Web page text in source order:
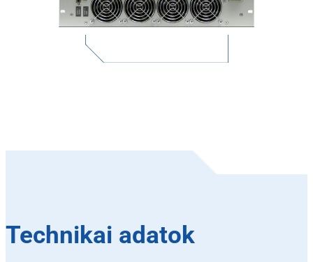
Technikai adatok